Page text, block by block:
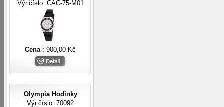
Výr.číslo: CAC-75-M01
Cena : 900,00 Kč
Olympia Hodinky
Výr.číslo: 70092